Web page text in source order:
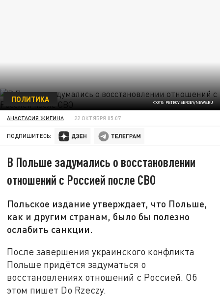
ФОТО: PETROV SERGEY/NEWS.RU
ПОЛИТИКА
АНАСТАСИЯ ЖИГИНА 22 ОКТЯБРЯ 05:07
ПОДПИШИТЕСЬ:
В Польше задумались о восстановлении
отношений с Россией после СВО
Польское издание утверждает, что Польше,
как и другим странам, было бы полезно
ослабить санкции.
После завершения украинского конфликта
Польше придётся задуматься о
восстановлениях отношений с Россией. Об
этом пишет Do Rzeczy.